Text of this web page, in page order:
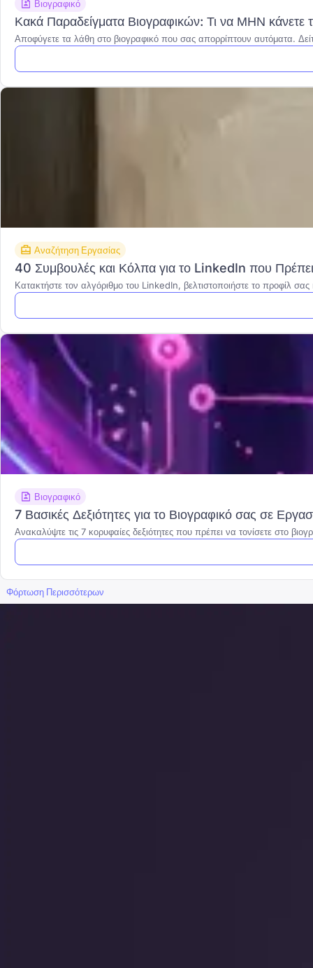
Βιογραφικό
Κακά Παραδείγματα Βιογραφικών: Τι να ΜΗΝ
Αποφύγετε τα λάθη στο βιογραφικό που σας απορρίπτουν αυτόματα.
Αναζήτηση Εργασίας
40 Συμβουλές και Κόλπα για το LinkedIn που
Κατακτήστε τον αλγόριθμο του LinkedIn, βελτιστοποιήστε το προφίλ σας
Βιογραφικό
7 Βασικές Δεξιότητες για το Βιογραφικό σας σε
Ανακαλύψτε τις 7 κορυφαίες δεξιότητες που πρέπει να τονίσετε στο
Φόρτωση Περισσότερων